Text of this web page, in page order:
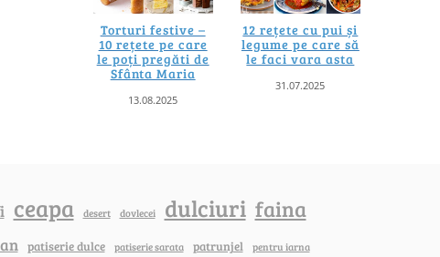
Torturi festive –
10 rețete pe care
le poți pregăti de
Sfânta Maria
13.08.2025
12 rețete cu pui și
legume pe care să
le faci vara asta
31.07.2025
ceapa desert dovlecei dulciuri faina
patiserie dulce patiserie sarata patrunjel pentru iarna